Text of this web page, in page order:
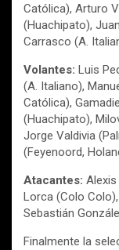
Católica), Arturo
(Huachipato),
Carrasco (A.
Volantes: Luis
(A. Italiano),
Católica),
(Huachipato),
Jorge Valdivia
(Feyenoord,
Atacantes:
Lorca (Colo
Sebastián
Finalmente la